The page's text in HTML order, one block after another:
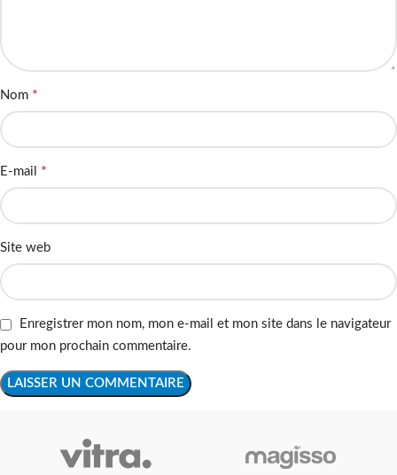
Nom *
E-mail *
Site web
Enregistrer mon nom, mon e-mail et mon site dans le navigateur
pour mon prochain commentaire.